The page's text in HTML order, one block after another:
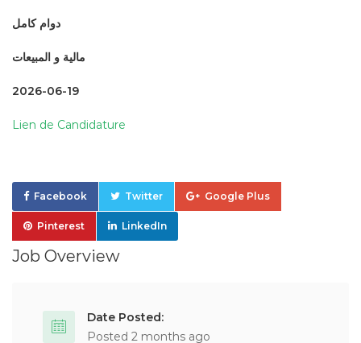
دوام كامل
مالية و المبيعات
2026-06-19
Lien de Candidature
Facebook Twitter Google Plus
Pinterest LinkedIn
Job Overview
Date Posted:
Posted 2 months ago